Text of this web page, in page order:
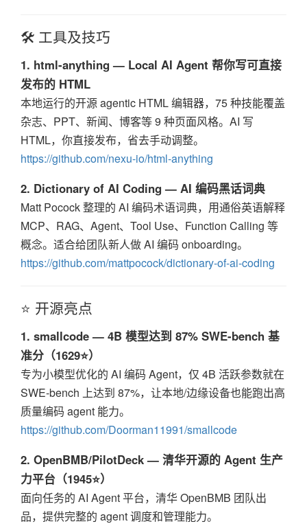
🛠️ 工具及技巧
1. html-anything — Local AI Agent 帮你写可直接
发布的 HTML
本地运行的开源 agentic HTML 编辑器，75 种技能覆盖
杂志、PPT、新闻、博客等 9 种页面风格。AI 写
HTML，你直接发布，省去手动调整。
https://github.com/nexu-io/html-anything
2. Dictionary of AI Coding — AI 编码黑话词典
Matt Pocock 整理的 AI 编码术语词典，用通俗英语解释
MCP、RAG、Agent、Tool Use、Function Calling 等
概念。适合给团队新人做 AI 编码 onboarding。
https://github.com/mattpocock/dictionary-of-ai-coding
⭐ 开源亮点
1. smallcode — 4B 模型达到 87% SWE-bench 基
准分（1629⭐）
专为小模型优化的 AI 编码 Agent，仅 4B 活跃参数就在
SWE-bench 上达到 87%，让本地/边缘设备也能跑出高
质量编码 agent 能力。
https://github.com/Doorman11991/smallcode
2. OpenBMB/PilotDeck — 清华开源的 Agent 生产
力平台（1945⭐）
面向任务的 AI Agent 平台，清华 OpenBMB 团队出
品，提供完整的 agent 调度和管理能力。